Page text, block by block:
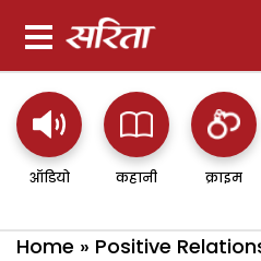
ऑडियो कहानी क्राइम
Home » Positive